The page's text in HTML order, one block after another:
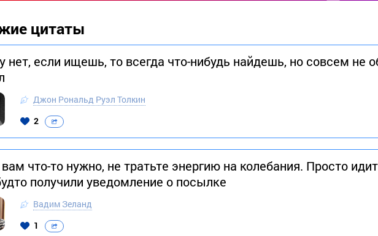
цитаты
нет, если ищешь, то всегда что-нибудь найдешь, но совсем не
Джон Рональд Руэл Толкин
2
что-то нужно, не тратьте энергию на колебания. Просто
получили уведомление о посылке
Вадим Зеланд
1